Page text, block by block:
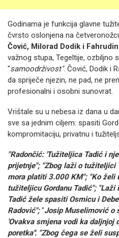
Godinama je funkcija glavne
čvrsto oslonjena na
Čović, Milorad Dodik i
važnog stupa, Tegeltije, ozbiljno
"samoodrživost". Čović, Dodik i
da spriječe njezin, ne pad, ne
profesionalni i osobni sunovrat.
Vrištale su u nebesa iz dana u
sve sa jednim ciljem: spasiti
kompromitaciju, privatnu i
"Radončić: 'Tužiteljica Tadić i
prijetnje"; "Zbog laži o tužiteljici
mora platiti 3.000 KM"; "Ko želi
tužiteljicu Gordanu Tadić"; "Laži
Tadić žele spasiti Osmicu i
Radović";"Josip Muselimović o
'Ovakva smjena vodi ka daljnjoj
poretka''; "Zbog čega se želi